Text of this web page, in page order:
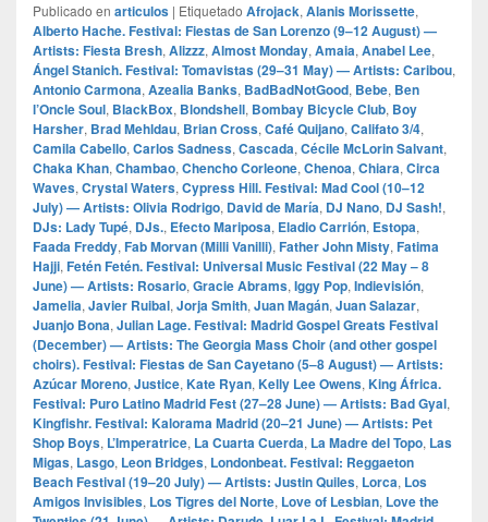
Publicado en articulos | Etiquetado Afrojack, Alanis Morissette,
Alberto Hache. Festival: Fiestas de San Lorenzo (9–12 August) —
Artists: Fiesta Bresh, Alizzz, Almost Monday, Amaia, Anabel Lee,
Ángel Stanich. Festival: Tomavistas (29–31 May) — Artists: Caribou,
Antonio Carmona, Azealia Banks, BadBadNotGood, Bebe, Ben
l’Oncle Soul, BlackBox, Blondshell, Bombay Bicycle Club, Boy
Harsher, Brad Mehldau, Brian Cross, Café Quijano, Califato 3/4,
Camila Cabello, Carlos Sadness, Cascada, Cécile McLorin Salvant,
Chaka Khan, Chambao, Chencho Corleone, Chenoa, Chiara, Circa
Waves, Crystal Waters, Cypress Hill. Festival: Mad Cool (10–12
July) — Artists: Olivia Rodrigo, David de María, DJ Nano, DJ Sash!,
DJs: Lady Tupé, DJs., Efecto Mariposa, Eladio Carrión, Estopa,
Faada Freddy, Fab Morvan (Milli Vanilli), Father John Misty, Fatima
Hajji, Fetén Fetén. Festival: Universal Music Festival (22 May – 8
June) — Artists: Rosario, Gracie Abrams, Iggy Pop, Indievisión,
Jamelia, Javier Ruibal, Jorja Smith, Juan Magán, Juan Salazar,
Juanjo Bona, Julian Lage. Festival: Madrid Gospel Greats Festival
(December) — Artists: The Georgia Mass Choir (and other gospel
choirs). Festival: Fiestas de San Cayetano (5–8 August) — Artists:
Azúcar Moreno, Justice, Kate Ryan, Kelly Lee Owens, King África.
Festival: Puro Latino Madrid Fest (27–28 June) — Artists: Bad Gyal,
Kingfishr. Festival: Kalorama Madrid (20–21 June) — Artists: Pet
Shop Boys, L’Imperatrice, La Cuarta Cuerda, La Madre del Topo, Las
Migas, Lasgo, Leon Bridges, Londonbeat. Festival: Reggaeton
Beach Festival (19–20 July) — Artists: Justin Quiles, Lorca, Los
Amigos Invisibles, Los Tigres del Norte, Love of Lesbian, Love the